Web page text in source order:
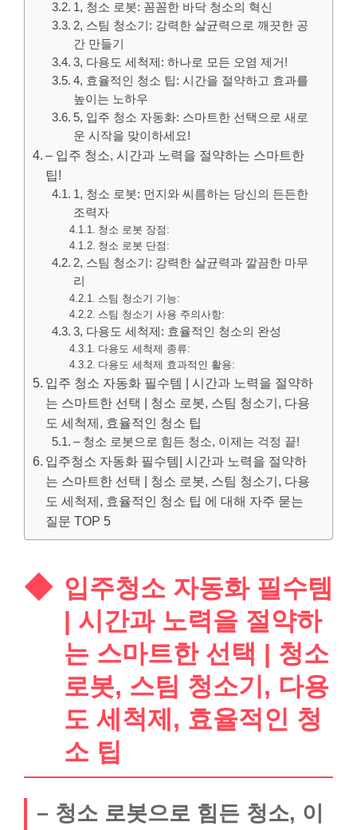
1, 청소 로봇: 꼼꼼한 바닥 청소의 혁신
2, 스팀 청소기: 강력한 살균력으로 깨끗한 공
간 만들기
3, 다용도 세척제: 하나로 모든 오염 제거!
4, 효율적인 청소 팁: 시간을 절약하고 효과를
높이는 노하우
5, 입주 청소 자동화: 스마트한 선택으로 새로
운 시작을 맞이하세요!
– 입주 청소, 시간과 노력을 절약하는 스마트한
팁!
1, 청소 로봇: 먼지와 씨름하는 당신의 든든한
조력자
청소 로봇 장점:
청소 로봇 단점:
2, 스팀 청소기: 강력한 살균력과 깔끔한 마무
리
스팀 청소기 기능:
스팀 청소기 사용 주의사항:
3, 다용도 세척제: 효율적인 청소의 완성
다용도 세척제 종류:
다용도 세척제 효과적인 활용:
입주 청소 자동화 필수템 | 시간과 노력을 절약하
는 스마트한 선택 | 청소 로봇, 스팀 청소기, 다용
도 세척제, 효율적인 청소 팁
– 청소 로봇으로 힘든 청소, 이제는 걱정 끝!
입주청소 자동화 필수템| 시간과 노력을 절약하
는 스마트한 선택 | 청소 로봇, 스팀 청소기, 다용
도 세척제, 효율적인 청소 팁 에 대해 자주 묻는
질문 TOP 5
입주청소 자동화 필수템
| 시간과 노력을 절약하
는 스마트한 선택 | 청소
로봇, 스팀 청소기, 다용
도 세척제, 효율적인 청
소 팁
– 청소 로봇으로 힘든 청소, 이